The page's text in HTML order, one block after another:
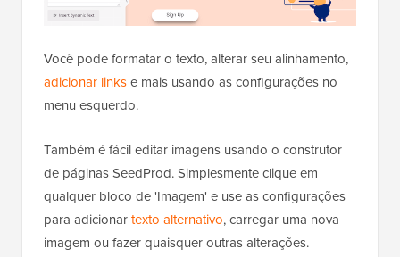
Você pode formatar o texto, alterar seu alinhamento,
adicionar linkse mais usando as configurações no
menu esquerdo.
Também é fácil editar imagens usando o construtor
de páginas SeedProd. Simplesmente clique em
qualquer bloco de 'Imagem' e use as configurações
para adicionartexto alternativo, carregar uma nova
imagem ou fazer quaisquer outras alterações.